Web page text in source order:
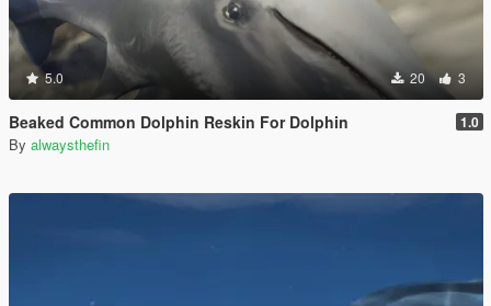
5.0 20 3
Beaked Common Dolphin Reskin For Dolphin 1.0
By alwaysthefin